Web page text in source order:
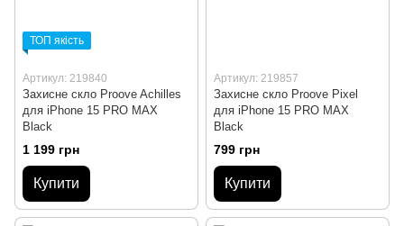
ТОП якість
Артикул: 219840
Захисне скло Proove Achilles
для iPhone 15 PRO MAX
Black
1 199 грн
Купити
Артикул: 219857
Захисне скло Proove Pixel
для iPhone 15 PRO MAX
Black
799 грн
Купити